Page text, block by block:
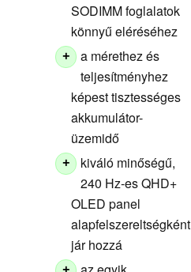
SODIMM foglalatok
könnyű eléréséhez
+
a mérethez és
teljesítményhez
képest tisztességes
akkumulátor-
üzemidő
+
kiváló minőségű,
240 Hz-es QHD+
OLED panel
alapfelszereltségként
jár hozzá